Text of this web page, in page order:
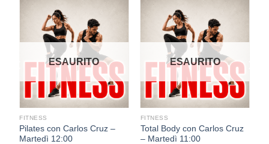
ESAURITO
FITNESS
Pilates con Carlos Cruz –
Martedì 12:00
ESAURITO
FITNESS
Total Body con Carlos Cruz
– Martedì 11:00